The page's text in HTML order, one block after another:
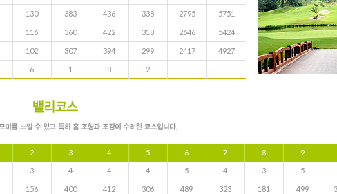
130 383 436 338 2795 5751
116 360 422 318 2646 5424
102 307 394 299 2417 4927
6 1 8 2
2 3 4 5 6 7 8 9
3 4 4 4 5 4 3 5
156 400 412 306 489 323 181 499